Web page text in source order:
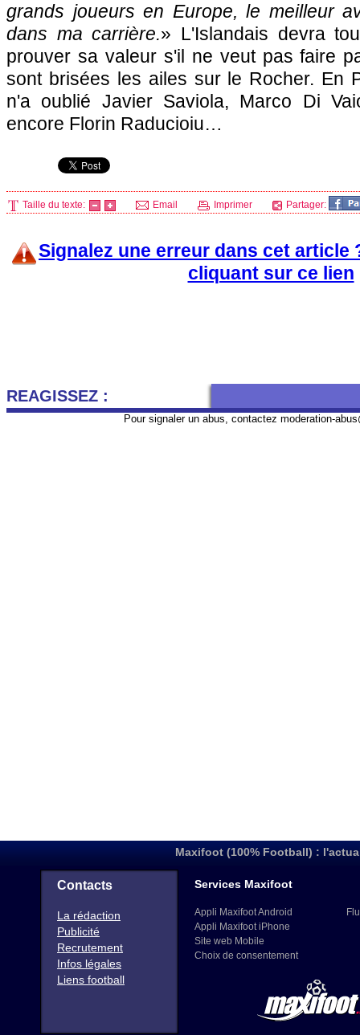
grands joueurs en Europe, le meilleur
dans ma carrière.» L'Islandais devra
prouver sa valeur s'il ne veut pas faire
sont brisées les ailes sur le Rocher. En
n'a oublié Javier Saviola, Marco Di
encore Florin Raducioiu…
Taille du texte: Email Imprimer Partager:
Signalez une erreur dans cet article
cliquant sur ce lien
REAGISSEZ :
Pour signaler un abus, contactez moderation-
Maxifoot (100% Football) :
Contacts
La rédaction
Publicité
Recrutement
Infos légales
Liens football
Services Maxifoot
Appli Maxifoot Android
Appli Maxifoot iPhone
Site web Mobile
Choix de consentement